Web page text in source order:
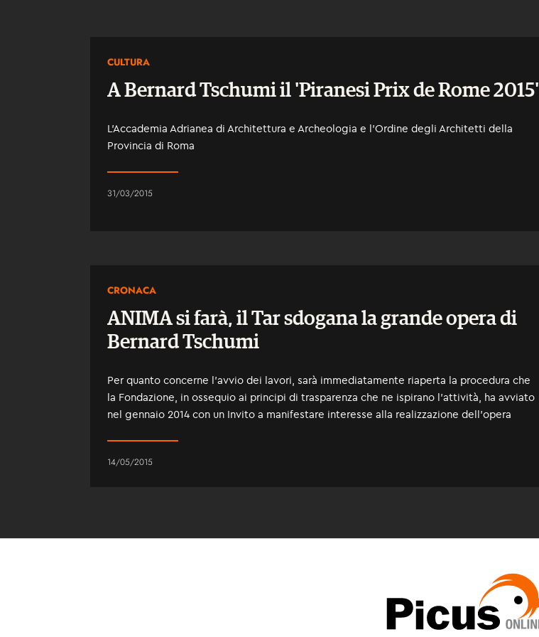
CULTURA
A Bernard Tschumi il 'Piranesi Prix de Rome 2015'
L’Accademia Adrianea di Architettura e Archeologia e l’Ordine degli Architetti della
Provincia di Roma
31/03/2015
CRONACA
ANIMA si farà, il Tar sdogana la grande opera di
Bernard Tschumi
Per quanto concerne l’avvio dei lavori, sarà immediatamente riaperta la procedura che
la Fondazione, in ossequio ai principi di trasparenza che ne ispirano l’attività, ha avviato
nel gennaio 2014 con un Invito a manifestare interesse alla realizzazione dell’opera
14/05/2015